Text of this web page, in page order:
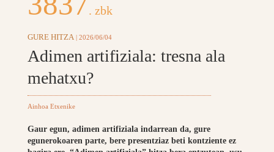
. zbk
GURE HITZA | 2026/06/04
Adimen artifiziala: tresna ala
mehatxu?
Ainhoa Etxenike
Gaur egun, adimen artifiziala indarrean da, gure
egunerokoaren parte, bere presentziaz beti kontziente ez